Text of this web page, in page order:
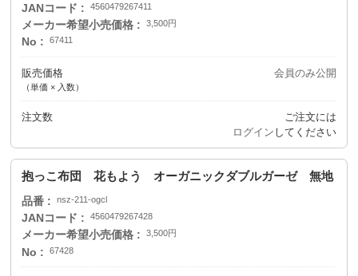
JANコード 4560479267411
メーカー希望小売価格 3,500円
No 67411
販売価格
（単価 × 入数）
会員のみ公開
注文数
ご注文には
ログイン してください
抱っこ布団 花もよう オーガニックダブルガーゼ 無地
品番 nsz-211-ogcl
JANコード 4560479267428
メーカー希望小売価格 3,500円
No 67428